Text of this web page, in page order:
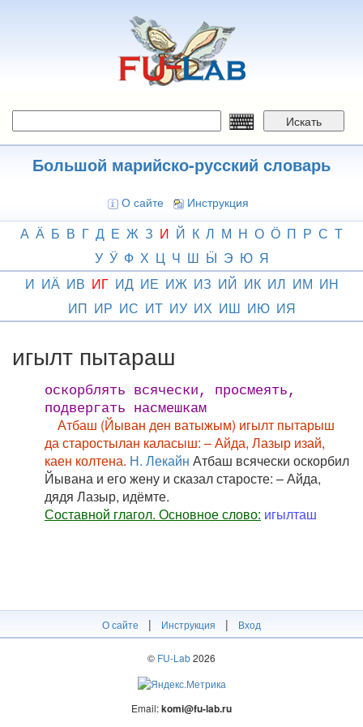
Искать
Большой марийско-русский словарь
О сайте Инструкция
А Ӓ Б В Г Д Е Ж З И Й К Л М Н О Ӧ П Р С Т
У Ӱ Ф Х Ц Ч Ш Ӹ Э Ю Я
И ИӒ ИВ ИГ ИД ИЕ ИЖ ИЗ ИЙ ИК ИЛ ИМ ИН
ИП ИР ИС ИТ ИУ ИХ ИШ ИЮ ИЯ
игылт пытараш
оскорблять всячески, просмеять,
подвергать насмешкам
Атбаш (Йыван ден ватыжым) игылт пытарыш
да старостылан каласыш: – Айда, Лазыр изай,
каен колтена. Н. Лекайн Атбаш всячески оскорбил
Йывана и его жену и сказал старосте: – Айда,
дядя Лазыр, идёмте.
Составной глагол. Основное слово: игылташ
О сайте | Инструкция | Вход
© FU-Lab2026
Email:komi@fu-lab.ru